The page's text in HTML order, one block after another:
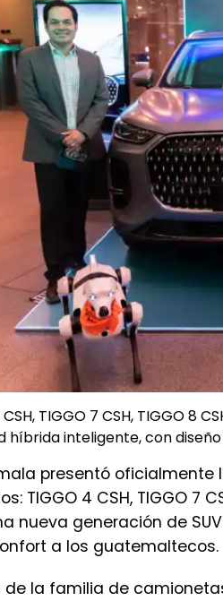
TIGGO 7 CSH, TIGGO 8
híbrida inteligente, con
presentó oficialmente
TIGGO 4 CSH, TIGGO 7
nueva generación de
a los guatemaltecos.
de la familia de